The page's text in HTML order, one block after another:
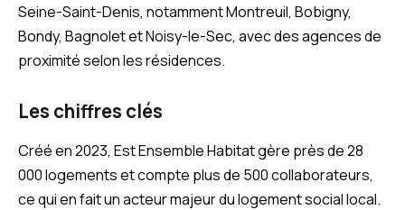
Seine-Saint-Denis, notamment Montreuil, Bobigny,
Bondy, Bagnolet et Noisy-le-Sec, avec des agences de
proximité selon les résidences.
Les chiffres clés
Créé en 2023, Est Ensemble Habitat gère près de 28
000 logements et compte plus de 500 collaborateurs,
ce qui en fait un acteur majeur du logement social local.